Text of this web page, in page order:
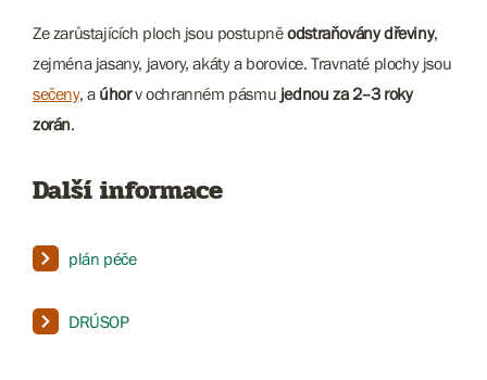
Ze zarůstajících ploch jsou postupněodstraňovány dřeviny,
zejména jasany, javory, akáty a borovice. Travnaté plochy jsou
sečeny, a úhorv ochranném pásmu jednou za 2–3 roky
zorán.
Další informace
plán péče
DRÚSOP